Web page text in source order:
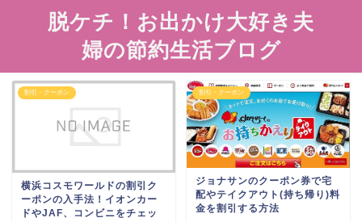
脱ケチ！お出かけ大好き夫
婦の節約生活ブログ
割引・クーポン
横浜コスモワールドの割引ク
ーポンの入手法！イオンカー
ドやJAF、コンビニをチェッ
割引・クーポン
ジョナサンのクーポン券で宅
配やテイクアウト(持ち帰り)料
金を割引する方法